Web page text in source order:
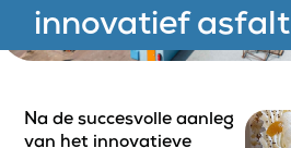
innovatief asfalt
Na de succesvolle aanleg
van het innovatieve